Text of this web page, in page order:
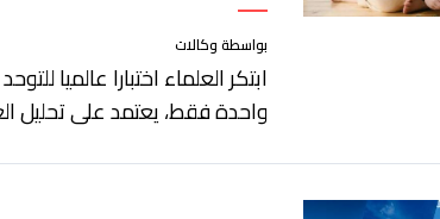
بواسطة وكالات
ابتكر العلماء اختبارا عالميا
واحدة فقط، يعتمد على تحليل